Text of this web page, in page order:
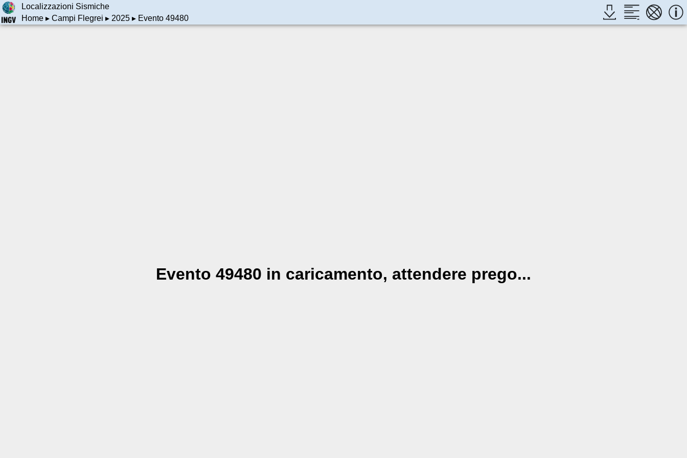
Localizzazioni Sismiche
Home▸ Campi Flegrei ▸ 2025▸ Evento 49480
Evento 49480 in caricamento, attendere prego...